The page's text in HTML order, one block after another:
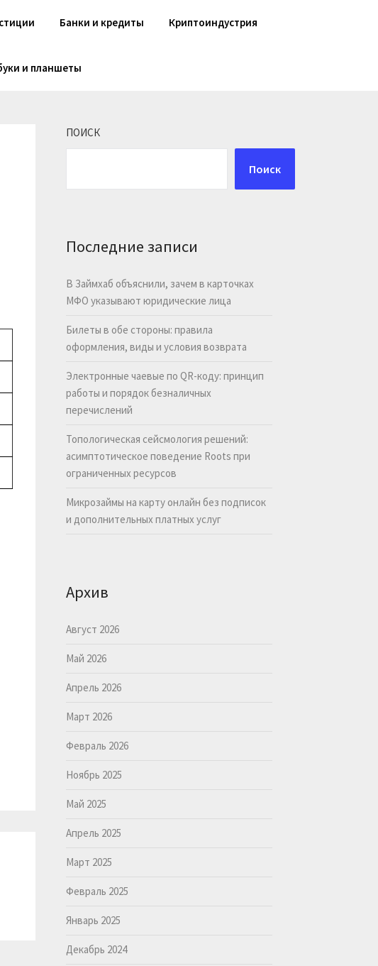
Банки и кредиты Криптоиндустрия
и планшеты
ПОИСК
Поиск
Последние записи
В Займхаб объяснили, зачем в карточках
МФО указывают юридические лица
Билеты в обе стороны: правила
оформления, виды и условия возврата
Электронные чаевые по QR-коду: принцип
работы и порядок безналичных
перечислений
Топологическая сейсмология решений:
асимптотическое поведение Roots при
ограниченных ресурсов
Микрозаймы на карту онлайн без подписок
и дополнительных платных услуг
Архив
Август 2026
Май 2026
Апрель 2026
Март 2026
Февраль 2026
Ноябрь 2025
Май 2025
Апрель 2025
Март 2025
Февраль 2025
Январь 2025
Декабрь 2024